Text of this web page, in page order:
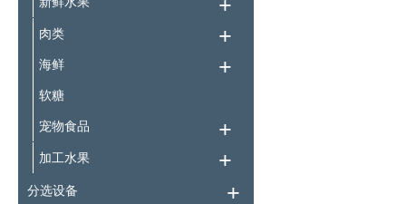
肉类
海鲜
软糖
宠物食品
加工水果
分选设备